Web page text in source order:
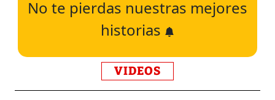
No te pierdas nuestras mejores
historias
VIDEOS